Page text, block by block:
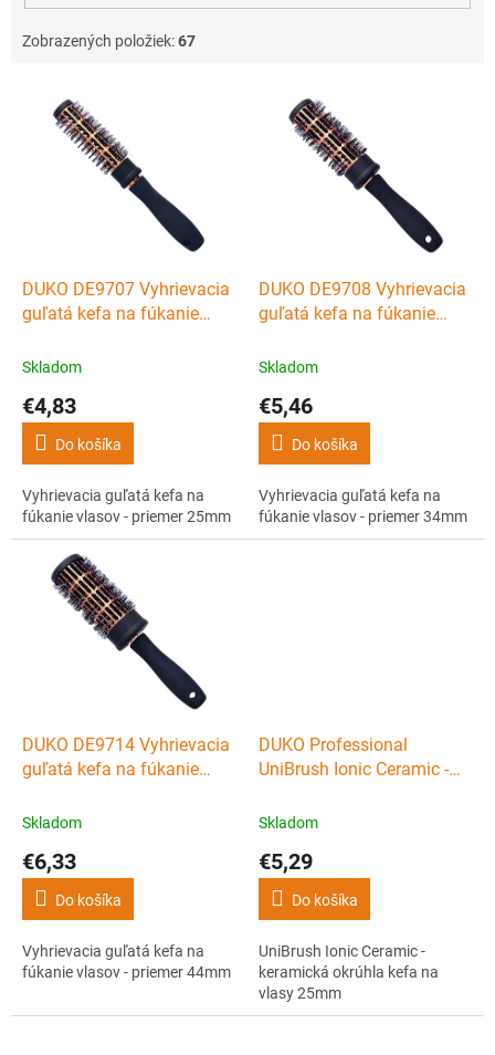
Zobrazených položiek:67
DUKO DE9707 Vyhrievacia
guľatá kefa na fúkanie
Skladom
€4,83
Do košíka
Vyhrievacia guľatá kefa na
fúkanie vlasov - priemer 25mm
DUKO DE9708 Vyhrievacia
guľatá kefa na fúkanie
Skladom
€5,46
Do košíka
Vyhrievacia guľatá kefa na
fúkanie vlasov - priemer 34mm
DUKO DE9714 Vyhrievacia
guľatá kefa na fúkanie
Skladom
€6,33
Do košíka
Vyhrievacia guľatá kefa na
fúkanie vlasov - priemer 44mm
DUKO Professional
UniBrush Ionic Ceramic -
vlasy 25mm
Skladom
€5,29
Do košíka
UniBrush Ionic Ceramic -
keramická okrúhla kefa na
vlasy 25mm